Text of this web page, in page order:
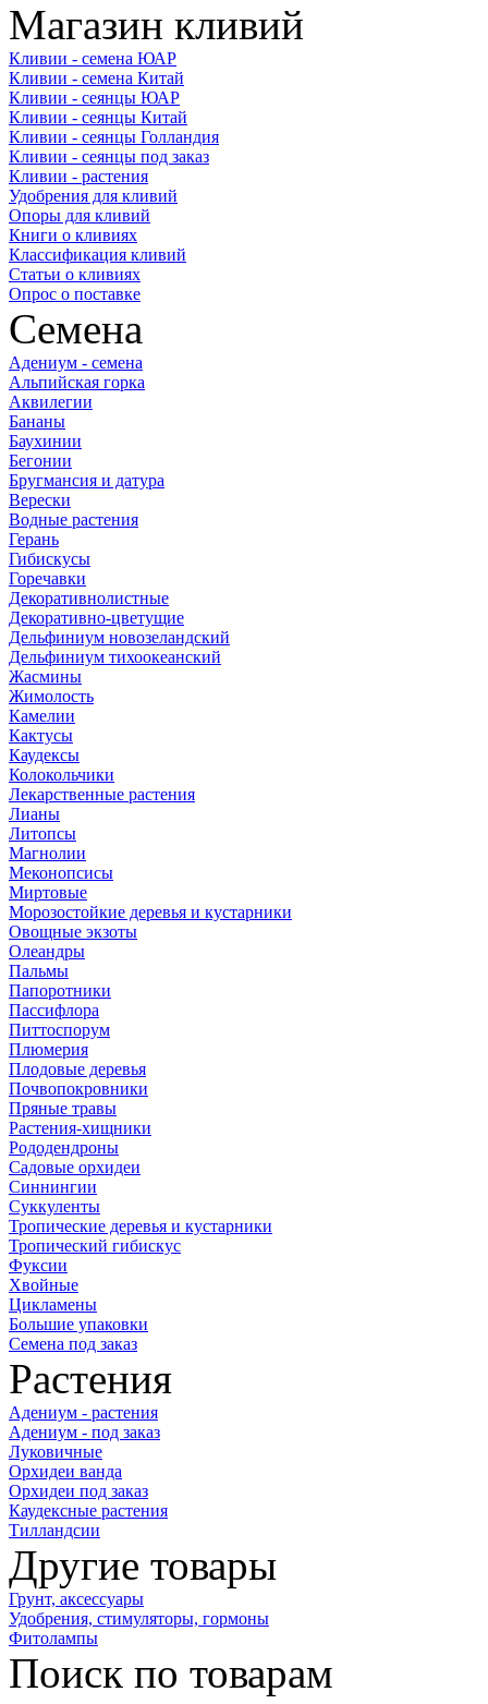
Магазин кливий
Кливии - семена ЮАР
Кливии - семена Китай
Кливии - сеянцы ЮАР
Кливии - сеянцы Китай
Кливии - сеянцы Голландия
Кливии - сеянцы под заказ
Кливии - растения
Удобрения для кливий
Опоры для кливий
Книги о кливиях
Классификация кливий
Статьи о кливиях
Опрос о поставке
Семена
Адениум - семена
Альпийская горка
Аквилегии
Бананы
Баухинии
Бегонии
Бругмансия и датура
Верески
Водные растения
Герань
Гибискусы
Горечавки
Декоративнолистные
Декоративно-цветущие
Дельфиниум новозеландский
Дельфиниум тихоокеанский
Жасмины
Жимолость
Камелии
Кактусы
Каудексы
Колокольчики
Лекарственные растения
Лианы
Литопсы
Магнолии
Меконопсисы
Миртовые
Морозостойкие деревья и кустарники
Овощные экзоты
Олеандры
Пальмы
Папоротники
Пассифлора
Питтоспорум
Плюмерия
Плодовые деревья
Почвопокровники
Пряные травы
Растения-хищники
Рододендроны
Садовые орхидеи
Синнингии
Суккуленты
Тропические деревья и кустарники
Тропический гибискус
Фуксии
Хвойные
Цикламены
Большие упаковки
Семена под заказ
Растения
Адениум - растения
Адениум - под заказ
Луковичные
Орхидеи ванда
Орхидеи под заказ
Каудексные растения
Тилландсии
Другие товары
Грунт, аксессуары
Удобрения, стимуляторы, гормоны
Фитолампы
Поиск по товарам